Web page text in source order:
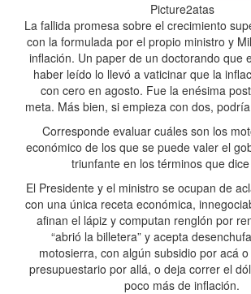
Picture2atas
La fallida promesa sobre el crecimiento
con la formulada por el propio ministro y
inflación. Un paper de un doctorando que
haber leído lo llevó a vaticinar que la
con cero en agosto. Fue la enésima
meta. Más bien, si empieza con dos,
Corresponde evaluar cuáles son los
económico de los que se puede valer el
triunfante en los términos que
El Presidente y el ministro se ocupan de
con una única receta económica,
afinan el lápiz y computan renglón por
“abrió la billetera” y acepta
motosierra, con algún subsidio por acá
presupuestario por allá, o deja correr el
poco más de inflación.